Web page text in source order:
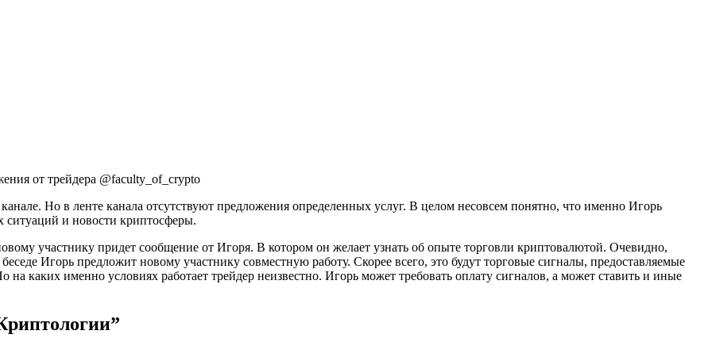
от трейдера @faculty_of_crypto
Но в ленте канала отсутствуют предложения определенных услуг. В целом несовсем понятно, что именно Игорь
ситуаций и новости криптосферы.
участнику придет сообщение от Игоря. В котором он желает узнать об опыте торговли криптовалютой. Очевидно,
Игорь предложит новому участнику совместную работу. Скорее всего, это будут торговые сигналы, предоставляемые
каких именно условиях работает трейдер неизвестно. Игорь может требовать оплату сигналов, а может ставить и иные